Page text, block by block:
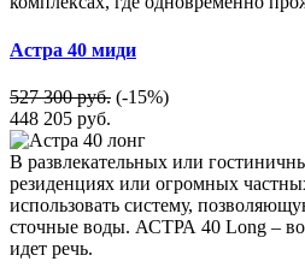
Астра 40 миди
527 300 руб. (-15%)
448 205 руб.
В развлекательных или
резиденциях или огромных
использовать систему,
сточные воды. АСТРА 40 Long –
идет речь.